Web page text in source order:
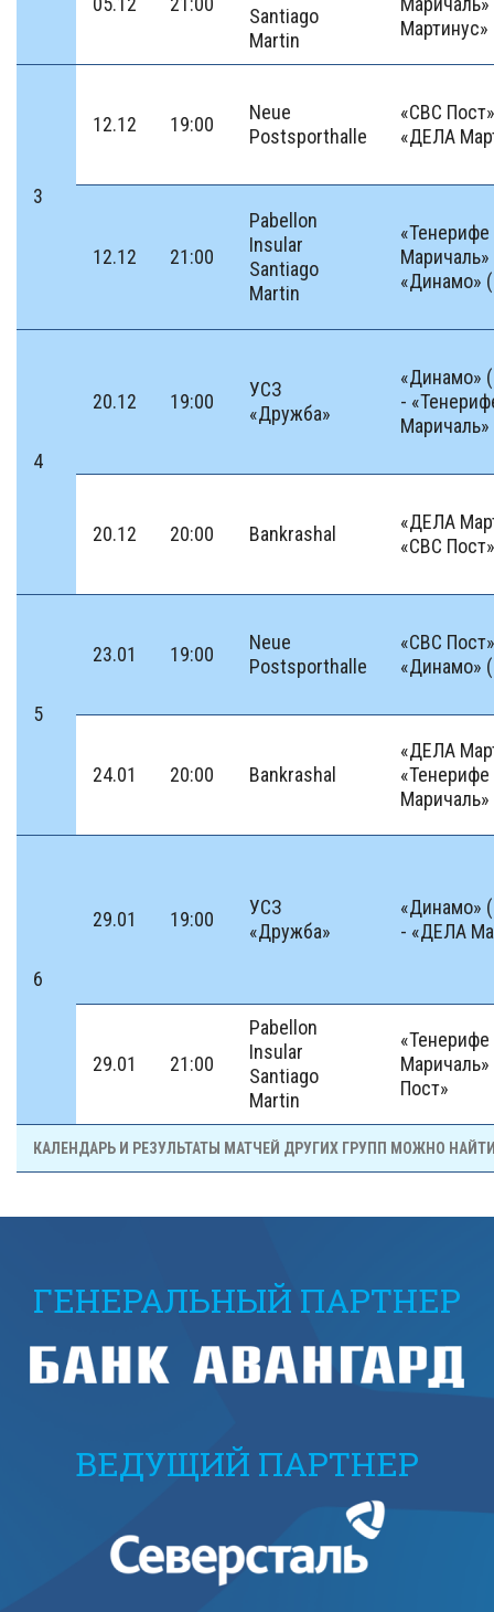
Santiago
Martin
Мартинус»
3
12.12 19:00
Neue
Postsporthalle
«СВС
«ДЕЛА
12.12 21:00
Pabellon
Insular
Santiago
Martin
«Тенерифе
Маричаль»
«Динамо»
4
20.12 19:00
УСЗ
«Дружба»
«Динамо»
-
Маричаль»
20.12 20:00 Bankrashal
«ДЕЛА
«СВС Пост»
5
23.01 19:00
Neue
Postsporthalle
«СВС
«Динамо»
24.01 20:00 Bankrashal
«ДЕЛА
«Тенерифе
Маричаль»
6
29.01 19:00
УСЗ
«Дружба»
«Динамо»
- «ДЕЛА
29.01 21:00
Pabellon
Insular
Santiago
Martin
«Тенерифе
Пост»
КАЛЕНДАРЬ И РЕЗУЛЬТАТЫ МАТЧЕЙ ДРУГИХ ГРУПП МОЖНО
ГЕНЕРАЛЬНЫЙ ПАРТНЕР
ВЕДУЩИЙ ПАРТНЕР